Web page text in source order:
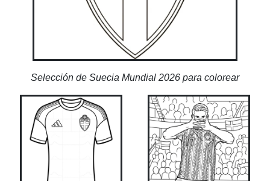
Selección de Suecia Mundial 2026 para colorear